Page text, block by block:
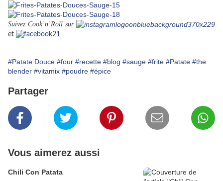
Suivez Cook’n’Roll sur
et
#Patate Douce #four #recette #blog #sauge #frite #Patate #the
blender #vitamix #poudre #épice
Partager
Vous aimerez aussi
Chili Con Patata